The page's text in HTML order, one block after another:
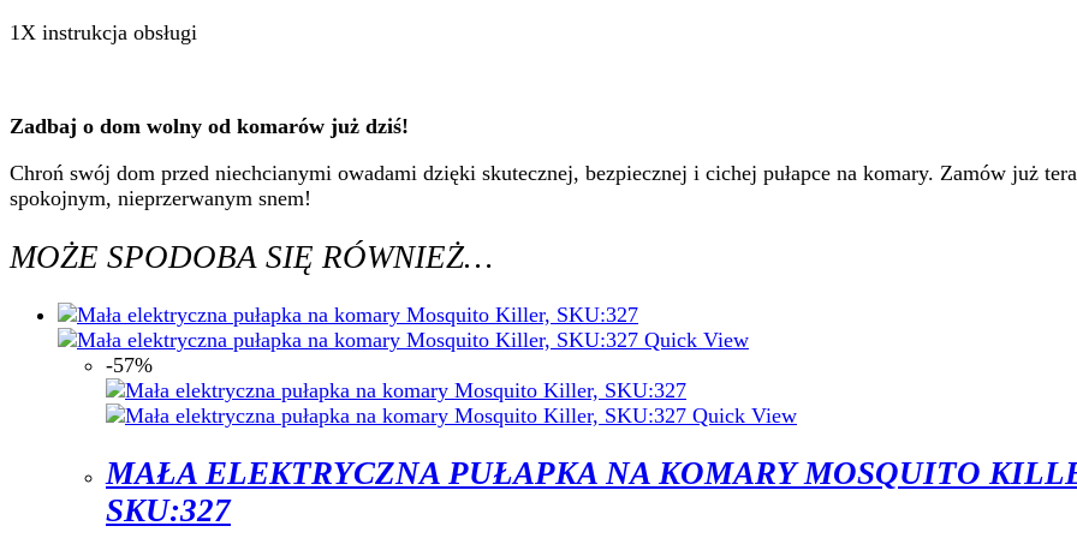
1X instrukcja obsługi
Zadbaj o dom wolny od komarów już dziś!
Chroń swój dom przed niechcianymi owadami dzięki skutecznej, bezpiecznej i cichej pułapce na komary. Zamów już
spokojnym, nieprzerwanym snem!
MOŻE SPODOBA SIĘ RÓWNIEŻ…
Quick View
-57%
Quick View
MAŁA ELEKTRYCZNA PUŁAPKA NA KOMARY MOSQUITO
SKU:327